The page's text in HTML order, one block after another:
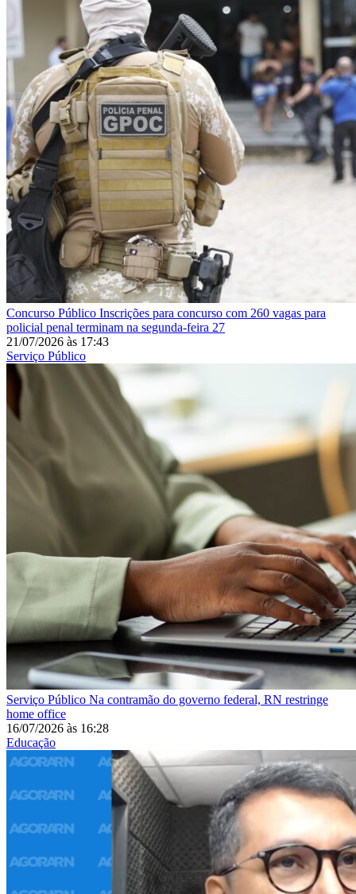
Concurso Público Inscrições para concurso com 260 vagas para
policial penal terminam na segunda-feira 27
21/07/2026 às 17:43
Serviço Público
Serviço Público Na contramão do governo federal, RN restringe
home office
16/07/2026 às 16:28
Educação